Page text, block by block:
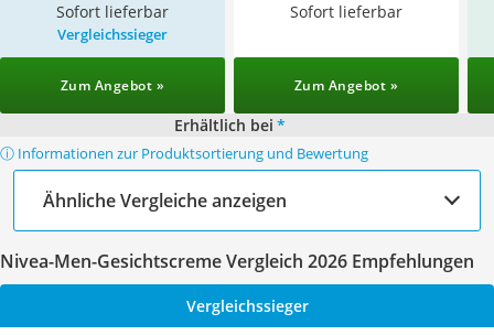
Sofort lieferbar Sofort lieferbar
Vergleichssieger
Zum Angebot » Zum Angebot »
Erhältlich bei *
ⓘ Informationen zur Produktsortierung und Bewertung
Ähnliche Vergleiche anzeigen
Nivea-Men-Gesichtscreme Vergleich 2026 Empfehlungen
Vergleichssieger